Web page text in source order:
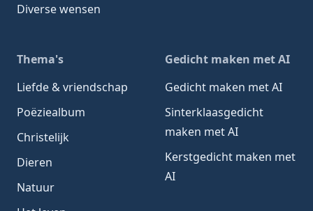
Diverse wensen
Thema's
Liefde & vriendschap
Poëziealbum
Christelijk
Dieren
Natuur
Gedicht maken met AI
Gedicht maken met AI
Sinterklaasgedicht
maken met AI
Kerstgedicht maken met
AI